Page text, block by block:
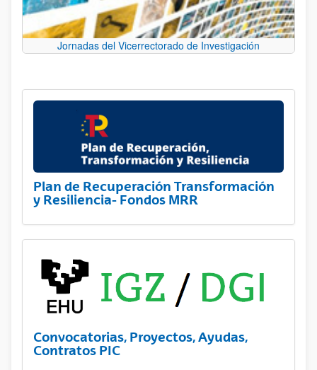
Jornadas del Vicerrectorado de Investigación
Plan de Recuperación Transformación
y Resiliencia- Fondos MRR
Convocatorias, Proyectos, Ayudas,
Contratos PIC